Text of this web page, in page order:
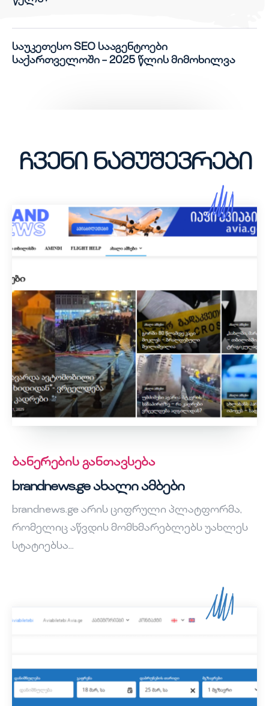
საუკეთესო SEO სააგენტოები
საქართველოში – 2025 წლის მიმოხილვა
ჩვენი ნამუშევრები
ბანერების განთავსება
brandnews.ge ახალი ამბები
brandnews.ge არის ციფრული პლატფორმა,
რომელიც აწვდის მომხმარებლებს უახლეს
სტატიებსა...